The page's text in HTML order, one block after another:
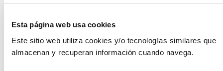
Esta página web usa cookies
Este sitio web utiliza cookies y/o tecnologías similares que
almacenan y recuperan información cuando navega.
que conecta a más de 400 profesionales y organizaciones
de apoyo a la filantropía en Europa, ha abierto una
convocatoria para incorporar un
coordinador/a externo en
calidad de consultor.